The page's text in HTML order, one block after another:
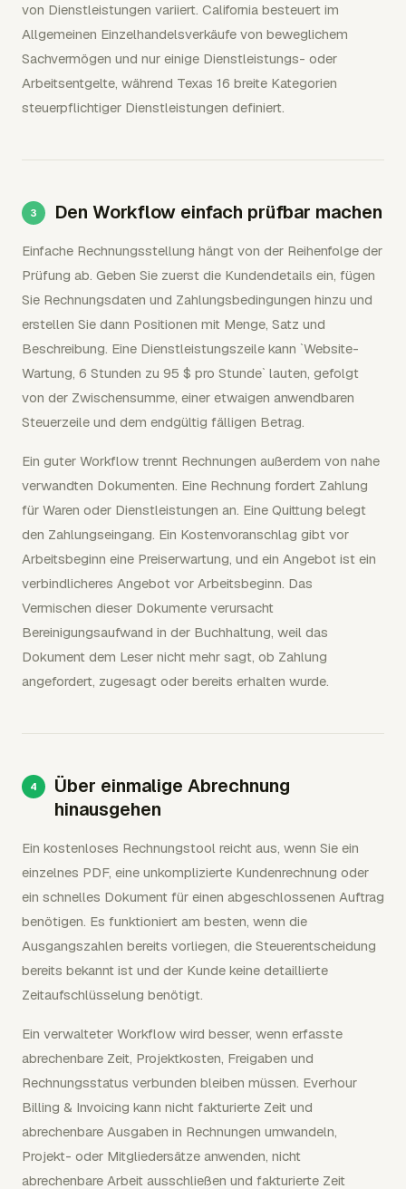
von Dienstleistungen variiert. California besteuert im
Allgemeinen Einzelhandelsverkäufe von beweglichem
Sachvermögen und nur einige Dienstleistungs- oder
Arbeitsentgelte, während Texas 16 breite Kategorien
steuerpflichtiger Dienstleistungen definiert.
Den Workflow einfach prüfbar machen
Einfache Rechnungsstellung hängt von der Reihenfolge der
Prüfung ab. Geben Sie zuerst die Kundendetails ein, fügen
Sie Rechnungsdaten und Zahlungsbedingungen hinzu und
erstellen Sie dann Positionen mit Menge, Satz und
Beschreibung. Eine Dienstleistungszeile kann `Website-
Wartung, 6 Stunden zu 95 $ pro Stunde` lauten, gefolgt
von der Zwischensumme, einer etwaigen anwendbaren
Steuerzeile und dem endgültig fälligen Betrag.
Ein guter Workflow trennt Rechnungen außerdem von nahe
verwandten Dokumenten. Eine Rechnung fordert Zahlung
für Waren oder Dienstleistungen an. Eine Quittung belegt
den Zahlungseingang. Ein Kostenvoranschlag gibt vor
Arbeitsbeginn eine Preiserwartung, und ein Angebot ist ein
verbindlicheres Angebot vor Arbeitsbeginn. Das
Vermischen dieser Dokumente verursacht
Bereinigungsaufwand in der Buchhaltung, weil das
Dokument dem Leser nicht mehr sagt, ob Zahlung
angefordert, zugesagt oder bereits erhalten wurde.
Über einmalige Abrechnung
hinausgehen
Ein kostenloses Rechnungstool reicht aus, wenn Sie ein
einzelnes PDF, eine unkomplizierte Kundenrechnung oder
ein schnelles Dokument für einen abgeschlossenen Auftrag
benötigen. Es funktioniert am besten, wenn die
Ausgangszahlen bereits vorliegen, die Steuerentscheidung
bereits bekannt ist und der Kunde keine detaillierte
Zeitaufschlüsselung benötigt.
Ein verwalteter Workflow wird besser, wenn erfasste
abrechenbare Zeit, Projektkosten, Freigaben und
Rechnungsstatus verbunden bleiben müssen. Everhour
Billing & Invoicing kann nicht fakturierte Zeit und
abrechenbare Ausgaben in Rechnungen umwandeln,
Projekt- oder Mitgliedersätze anwenden, nicht
abrechenbare Arbeit ausschließen und fakturierte Zeit